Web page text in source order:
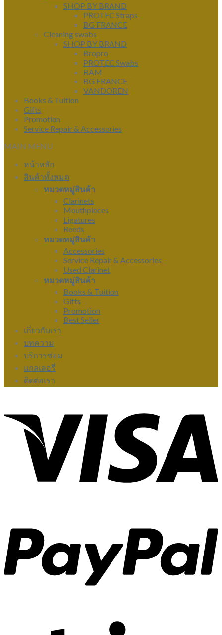
SHOP BY BRAND
PROTEC Straps
BG FRANCE
Cleaning swabs
SHOP BY BRAND
Bropro
PROTEC Swabs
BAM
BG FRANCE
VANDOREN
Books & Tuition
Gifts
Promotion
Service Repair & Accessories
MAIN MENU
หน้าหลัก
สินค้าทั้งหมด
หมวดหมู่สินค้า
Clarinets
Mouthpieces
Ligatures
Reeds
หมวดหมู่สินค้า
Accessories
Service Repair & Accessories
Used Clarinet
หมวดหมู่สินค้า
Books & Tuition
Gifts
Promotion
Best Seller
เกี่ยวกับเรา
บทความ
บริการซ่อม
แกลเลอรี่
ติดต่อเรา